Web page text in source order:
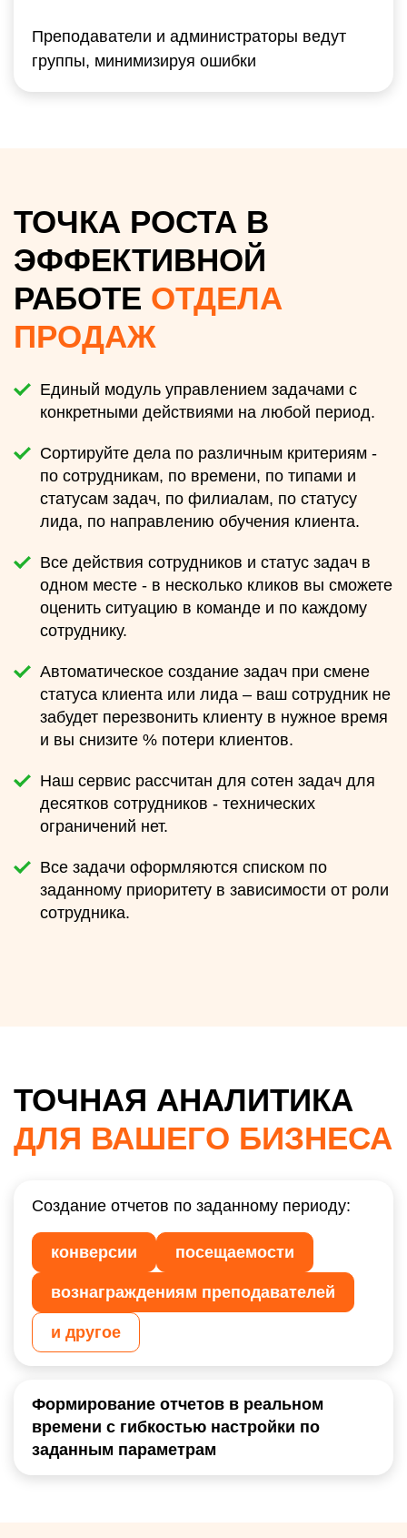
Преподаватели и администраторы ведут
группы, минимизируя ошибки
ТОЧКА РОСТА В
ЭФФЕКТИВНОЙ
РАБОТЕ ОТДЕЛА
ПРОДАЖ
Единый модуль управлением задачами с
конкретными действиями на любой период.
Сортируйте дела по различным критериям -
по сотрудникам, по времени, по типами и
статусам задач, по филиалам, по статусу
лида, по направлению обучения клиента.
Все действия сотрудников и статус задач в
одном месте - в несколько кликов вы сможете
оценить ситуацию в команде и по каждому
сотруднику.
Автоматическое создание задач при смене
статуса клиента или лида – ваш сотрудник не
забудет перезвонить клиенту в нужное время
и вы снизите % потери клиентов.
Наш сервис рассчитан для сотен задач для
десятков сотрудников - технических
ограничений нет.
Все задачи оформляются списком по
заданному приоритету в зависимости от роли
сотрудника.
ТОЧНАЯ АНАЛИТИКА
ДЛЯ ВАШЕГО БИЗНЕСА
Создание отчетов по заданному периоду:
конверсии посещаемости
вознаграждениям преподавателей
и другое
Формирование отчетов в реальном
времени с гибкостью настройки по
заданным параметрам